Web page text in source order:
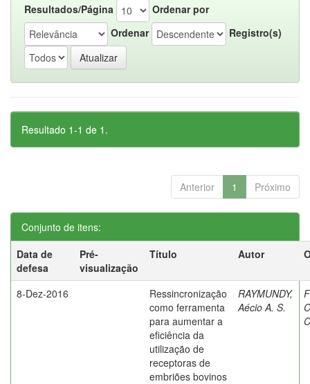
Resultados/Página
Ordenar por
Ordenar
Registro(s)
Resultado 1-1 de 1.
Anterior 1 Próximo
Conjunto de itens:
Data de
defesa
Pré-
visualização
Título Autor
8-Dez-2016
Ressincronização
como ferramenta
para aumentar a
eficiência da
utilização de
receptoras de
embriões bovinos
RAYMUNDY,
Aécio A. S.